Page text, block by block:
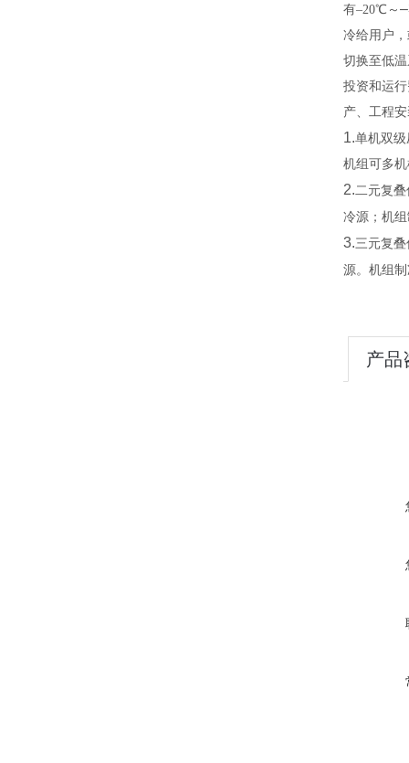
有–20℃ ～
冷给用户
切换至低
投资和运
产、工程
1.单机双
机组可多
2.二元复叠
冷源；机
3.三元复叠
源。机组
产品